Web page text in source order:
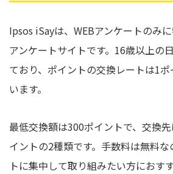
Ipsos iSayは、WEBアンケートのみ
アンケートサイトです。16歳以上の
ており、ポイントの交換レートは1
います。
最低交換額は300ポイントで、交換
イントの2種類です。手数料は無料な
トに集中して取り組みたい方におす